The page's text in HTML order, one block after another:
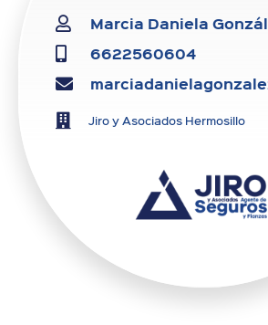
Marcia Daniela
6622560604
Jiro y Asociados Hermosillo